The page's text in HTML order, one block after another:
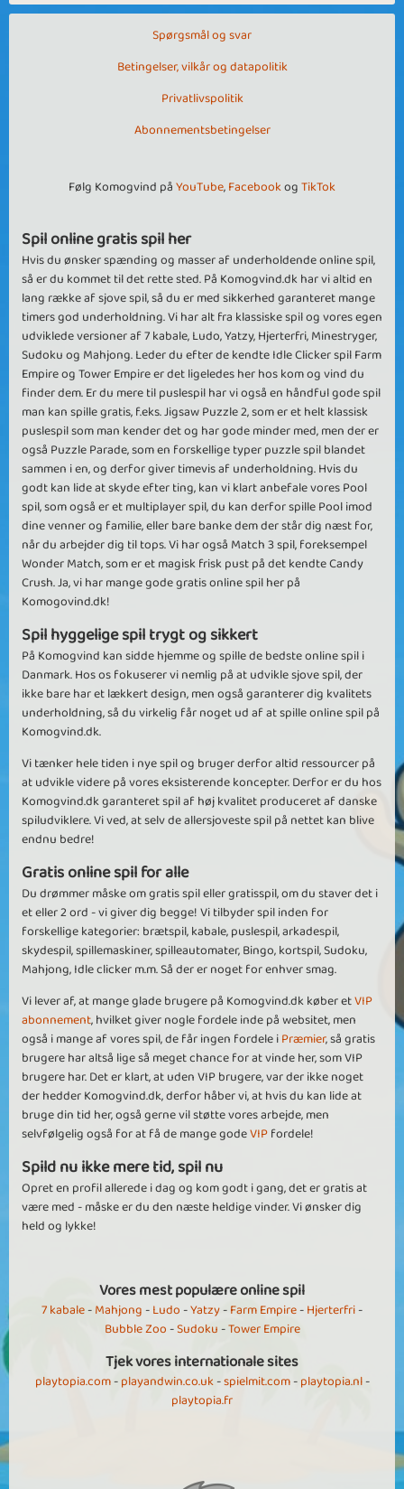
Spørgsmål og svar
Betingelser, vilkår og datapolitik
Privatlivspolitik
Abonnementsbetingelser
Følg Komogvind påYouTube,FacebookogTikTok
Spil online gratis spil her
Hvis du ønsker spænding og masser af underholdende online spil,
så er du kommet til det rette sted. På Komogvind.dk har vi altid en
lang række af sjove spil, så du er med sikkerhed garanteret mange
timers god underholdning. Vi har alt fra klassiske spil og vores egen
udviklede versioner af 7 kabale, Ludo, Yatzy, Hjerterfri, Minestryger,
Sudoku og Mahjong. Leder du efter de kendte Idle Clicker spil Farm
Empire og Tower Empire er det ligeledes her hos kom og vind du
finder dem. Er du mere til puslespil har vi også en håndful gode spil
man kan spille gratis, f.eks. Jigsaw Puzzle 2, som er et helt klassisk
puslespil som man kender det og har gode minder med, men der er
også Puzzle Parade, som en forskellige typer puzzle spil blandet
sammen i en, og derfor giver timevis af underholdning. Hvis du
godt kan lide at skyde efter ting, kan vi klart anbefale vores Pool
spil, som også er et multiplayer spil, du kan derfor spille Pool imod
dine venner og familie, eller bare banke dem der står dig næst for,
når du arbejder dig til tops. Vi har også Match 3 spil, foreksempel
Wonder Match, som er et magisk frisk pust på det kendte Candy
Crush. Ja, vi har mange gode gratis online spil her på
Komogovind.dk!
Spil hyggelige spil trygt og sikkert
På Komogvind kan sidde hjemme og spille de bedste online spil i
Danmark. Hos os fokuserer vi nemlig på at udvikle sjove spil, der
ikke bare har et lækkert design, men også garanterer dig kvalitets
underholdning, så du virkelig får noget ud af at spille online spil på
Komogvind.dk.
Vi tænker hele tiden i nye spil og bruger derfor altid ressourcer på
at udvikle videre på vores eksisterende koncepter. Derfor er du hos
Komogvind.dk garanteret spil af høj kvalitet produceret af danske
spiludviklere. Vi ved, at selv de allersjoveste spil på nettet kan blive
endnu bedre!
Gratis online spil for alle
Du drømmer måske om gratis spil eller gratisspil, om du staver det i
et eller 2 ord - vi giver dig begge! Vi tilbyder spil inden for
forskellige kategorier: brætspil, kabale, puslespil, arkadespil,
skydespil, spillemaskiner, spilleautomater, Bingo, kortspil, Sudoku,
Mahjong, Idle clicker m.m. Så der er noget for enhver smag.
Vi lever af, at mange glade brugere på Komogvind.dk køber etVIP
abonnement, hvilket giver nogle fordele inde på websitet, men
også i mange af vores spil, de får ingen fordele iPræmier, så gratis
brugere har altså lige så meget chance for at vinde her, som VIP
brugere har. Det er klart, at uden VIP brugere, var der ikke noget
der hedder Komogvind.dk, derfor håber vi, at hvis du kan lide at
bruge din tid her, også gerne vil støtte vores arbejde, men
selvfølgelig også for at få de mange godeVIPfordele!
Spild nu ikke mere tid, spil nu
Opret en profil allerede i dag og kom godt i gang, det er gratis at
være med - måske er du den næste heldige vinder. Vi ønsker dig
held og lykke!
Vores mest populære online spil
7 kabale-Mahjong-Ludo-Yatzy-Farm Empire-Hjerterfri-
Bubble Zoo-Sudoku-Tower Empire
Tjek vores internationale sites
playtopia.com-playandwin.co.uk-spielmit.com-playtopia.nl-
playtopia.fr